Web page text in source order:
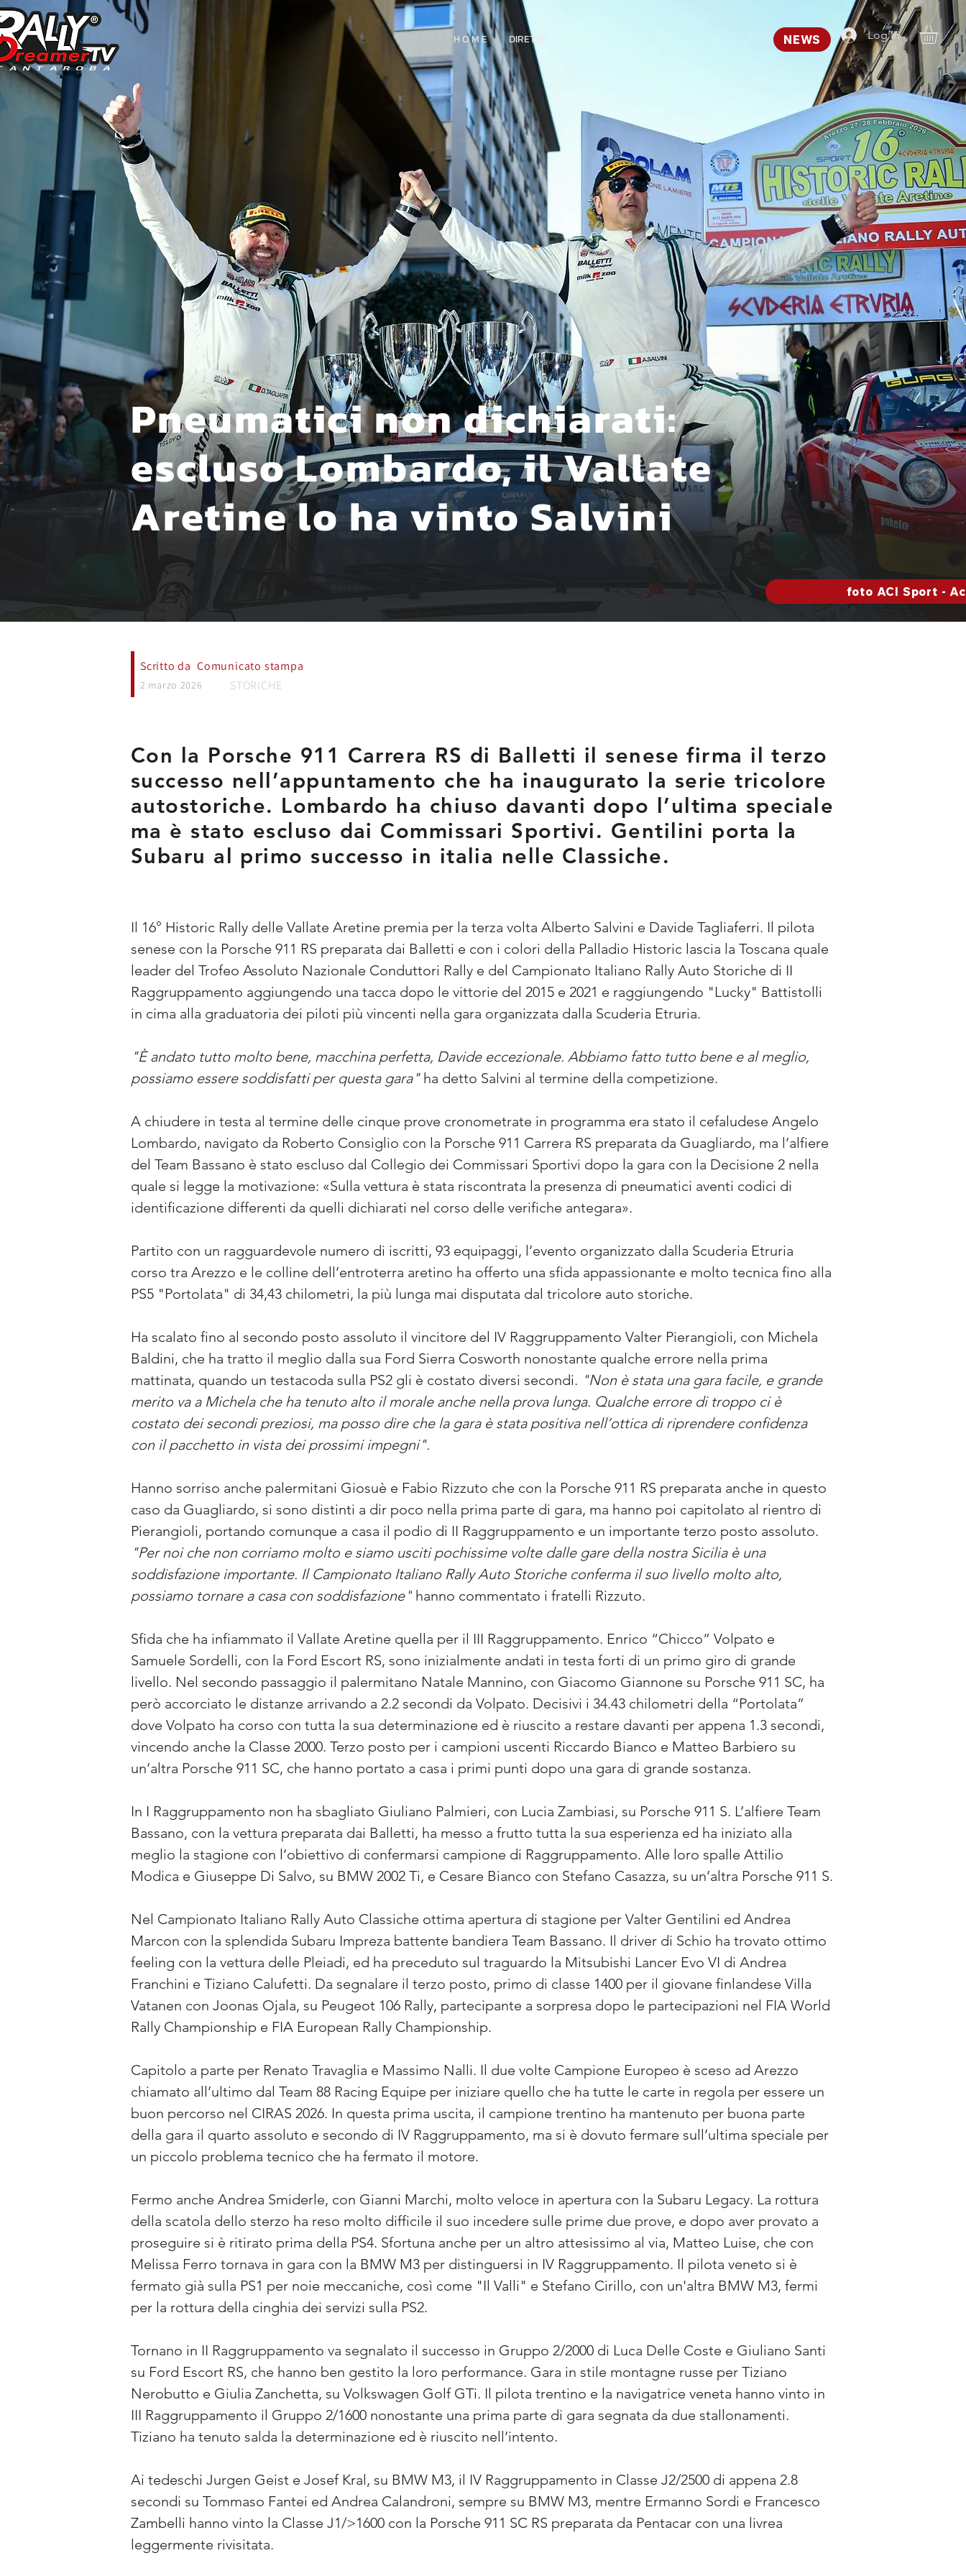
Log In
H O M E DIRETTE NEWS
Scritto da Comunicato stampa
2 marzo 2026 STORICHE
Con la Porsche 911 Carrera RS di Balletti il senese firma il terzo
successo nell’appuntamento che ha inaugurato la serie tricolore
autostoriche. Lombardo ha chiuso davanti dopo l’ultima speciale
ma è stato escluso dai Commissari Sportivi. Gentilini porta la
Subaru al primo successo in italia nelle Classiche.
Il 16° Historic Rally delle Vallate Aretine premia per la terza volta Alberto Salvini e Davide Tagliaferri. Il pilota
senese con la Porsche 911 RS preparata dai Balletti e con i colori della Palladio Historic lascia la Toscana quale
leader del Trofeo Assoluto Nazionale Conduttori Rally e del Campionato Italiano Rally Auto Storiche di II
Raggruppamento aggiungendo una tacca dopo le vittorie del 2015 e 2021 e raggiungendo "Lucky" Battistolli
in cima alla graduatoria dei piloti più vincenti nella gara organizzata dalla Scuderia Etruria.
"È andato tutto molto bene, macchina perfetta, Davide eccezionale. Abbiamo fatto tutto bene e al meglio,
possiamo essere soddisfatti per questa gara" ha detto Salvini al termine della competizione.
A chiudere in testa al termine delle cinque prove cronometrate in programma era stato il cefaludese Angelo
Lombardo, navigato da Roberto Consiglio con la Porsche 911 Carrera RS preparata da Guagliardo, ma l’alfiere
del Team Bassano è stato escluso dal Collegio dei Commissari Sportivi dopo la gara con la Decisione 2 nella
quale si legge la motivazione: «Sulla vettura è stata riscontrata la presenza di pneumatici aventi codici di
identificazione differenti da quelli dichiarati nel corso delle verifiche antegara».
Partito con un ragguardevole numero di iscritti, 93 equipaggi, l’evento organizzato dalla Scuderia Etruria
corso tra Arezzo e le colline dell’entroterra aretino ha offerto una sfida appassionante e molto tecnica fino alla
PS5 "Portolata" di 34,43 chilometri, la più lunga mai disputata dal tricolore auto storiche.
Ha scalato fino al secondo posto assoluto il vincitore del IV Raggruppamento Valter Pierangioli, con Michela
Baldini, che ha tratto il meglio dalla sua Ford Sierra Cosworth nonostante qualche errore nella prima
mattinata, quando un testacoda sulla PS2 gli è costato diversi secondi. "Non è stata una gara facile, e grande
merito va a Michela che ha tenuto alto il morale anche nella prova lunga. Qualche errore di troppo ci è
costato dei secondi preziosi, ma posso dire che la gara è stata positiva nell’ottica di riprendere confidenza
con il pacchetto in vista dei prossimi impegni".
Hanno sorriso anche palermitani Giosuè e Fabio Rizzuto che con la Porsche 911 RS preparata anche in questo
caso da Guagliardo, si sono distinti a dir poco nella prima parte di gara, ma hanno poi capitolato al rientro di
Pierangioli, portando comunque a casa il podio di II Raggruppamento e un importante terzo posto assoluto.
"Per noi che non corriamo molto e siamo usciti pochissime volte dalle gare della nostra Sicilia è una
soddisfazione importante. Il Campionato Italiano Rally Auto Storiche conferma il suo livello molto alto,
possiamo tornare a casa con soddisfazione" hanno commentato i fratelli Rizzuto.
Sfida che ha infiammato il Vallate Aretine quella per il III Raggruppamento. Enrico “Chicco” Volpato e
Samuele Sordelli, con la Ford Escort RS, sono inizialmente andati in testa forti di un primo giro di grande
livello. Nel secondo passaggio il palermitano Natale Mannino, con Giacomo Giannone su Porsche 911 SC, ha
però accorciato le distanze arrivando a 2.2 secondi da Volpato. Decisivi i 34.43 chilometri della “Portolata”
dove Volpato ha corso con tutta la sua determinazione ed è riuscito a restare davanti per appena 1.3 secondi,
vincendo anche la Classe 2000. Terzo posto per i campioni uscenti Riccardo Bianco e Matteo Barbiero su
un’altra Porsche 911 SC, che hanno portato a casa i primi punti dopo una gara di grande sostanza.
In I Raggruppamento non ha sbagliato Giuliano Palmieri, con Lucia Zambiasi, su Porsche 911 S. L’alfiere Team
Bassano, con la vettura preparata dai Balletti, ha messo a frutto tutta la sua esperienza ed ha iniziato alla
meglio la stagione con l’obiettivo di confermarsi campione di Raggruppamento. Alle loro spalle Attilio
Modica e Giuseppe Di Salvo, su BMW 2002 Ti, e Cesare Bianco con Stefano Casazza, su un’altra Porsche 911 S.
Nel Campionato Italiano Rally Auto Classiche ottima apertura di stagione per Valter Gentilini ed Andrea
Marcon con la splendida Subaru Impreza battente bandiera Team Bassano. Il driver di Schio ha trovato ottimo
feeling con la vettura delle Pleiadi, ed ha preceduto sul traguardo la Mitsubishi Lancer Evo VI di Andrea
Franchini e Tiziano Calufetti. Da segnalare il terzo posto, primo di classe 1400 per il giovane finlandese Villa
Vatanen con Joonas Ojala, su Peugeot 106 Rally, partecipante a sorpresa dopo le partecipazioni nel FIA World
Rally Championship e FIA European Rally Championship.
Capitolo a parte per Renato Travaglia e Massimo Nalli. Il due volte Campione Europeo è sceso ad Arezzo
chiamato all’ultimo dal Team 88 Racing Equipe per iniziare quello che ha tutte le carte in regola per essere un
buon percorso nel CIRAS 2026. In questa prima uscita, il campione trentino ha mantenuto per buona parte
della gara il quarto assoluto e secondo di IV Raggruppamento, ma si è dovuto fermare sull’ultima speciale per
un piccolo problema tecnico che ha fermato il motore.
Fermo anche Andrea Smiderle, con Gianni Marchi, molto veloce in apertura con la Subaru Legacy. La rottura
della scatola dello sterzo ha reso molto difficile il suo incedere sulle prime due prove, e dopo aver provato a
proseguire si è ritirato prima della PS4. Sfortuna anche per un altro attesissimo al via, Matteo Luise, che con
Melissa Ferro tornava in gara con la BMW M3 per distinguersi in IV Raggruppamento. Il pilota veneto si è
fermato già sulla PS1 per noie meccaniche, così come "Il Valli" e Stefano Cirillo, con un'altra BMW M3, fermi
per la rottura della cinghia dei servizi sulla PS2.
Tornano in II Raggruppamento va segnalato il successo in Gruppo 2/2000 di Luca Delle Coste e Giuliano Santi
su Ford Escort RS, che hanno ben gestito la loro performance. Gara in stile montagne russe per Tiziano
Nerobutto e Giulia Zanchetta, su Volkswagen Golf GTi. Il pilota trentino e la navigatrice veneta hanno vinto in
III Raggruppamento il Gruppo 2/1600 nonostante una prima parte di gara segnata da due stallonamenti.
Tiziano ha tenuto salda la determinazione ed è riuscito nell’intento.
Ai tedeschi Jurgen Geist e Josef Kral, su BMW M3, il IV Raggruppamento in Classe J2/2500 di appena 2.8
secondi su Tommaso Fantei ed Andrea Calandroni, sempre su BMW M3, mentre Ermanno Sordi e Francesco
Zambelli hanno vinto la Classe J1/>1600 con la Porsche 911 SC RS preparata da Pentacar con una livrea
leggermente rivisitata.
Pneumatici non dichiarati:
escluso Lombardo, il Vallate
Aretine lo ha vinto Salvini
foto ACI Sport -